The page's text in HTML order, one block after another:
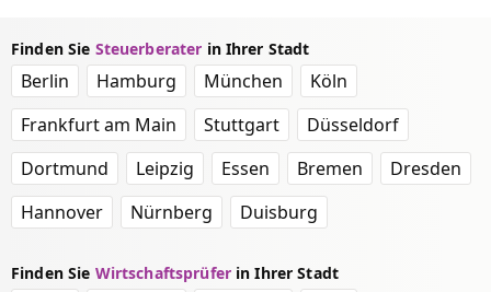
Finden Sie Steuerberater in Ihrer Stadt
Berlin Hamburg München
Köln
Frankfurt am Main
Stuttgart
Düsseldorf
Dortmund
Leipzig Essen Bremen
Dresden
Hannover
Nürnberg Duisburg
Finden Sie Wirtschaftsprüferin Ihrer Stadt